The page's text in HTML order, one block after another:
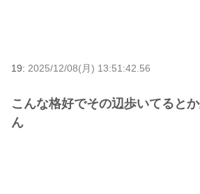
19: 2025/12/08(月) 13:51:42.56
こんな格好でその辺歩いてると
ん